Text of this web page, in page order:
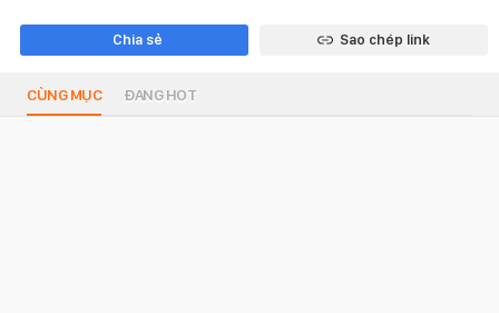
Chia sẻ Sao chép link
CÙNG MỤC ĐANG HOT